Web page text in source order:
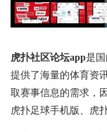
虎扑社区论坛app是
提供了海量的体育资
取赛事信息的需求，
虎扑足球手机版、虎扑